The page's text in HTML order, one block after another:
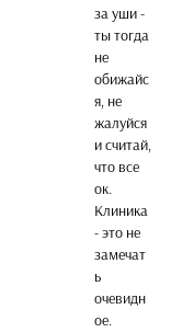
за уши -
ты тогда
не
обижайс
я, не
жалуйся
и считай,
что все
ок.
Клиника
- это не
замечат
ь
очевидн
ое.